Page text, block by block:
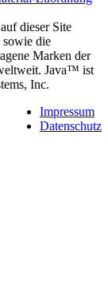
dieser Site
sowie die
Marken der
Java™ ist
Inc.
Impressum
Datenschutz